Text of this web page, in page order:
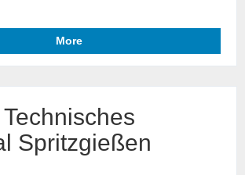
More
Spritzgießen